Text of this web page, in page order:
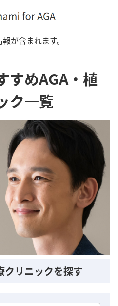
が含まれます。
すめAGA・植
ク一覧
クリニックを探す